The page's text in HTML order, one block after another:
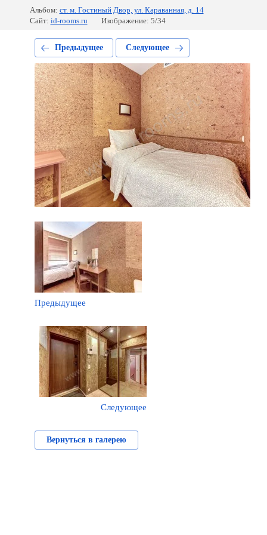
Альбом: ст. м. Гостиный Двор, ул. Караванная, д. 14
Сайт: id-rooms.ru Изображение: 5/34
Предыдущее Следующее
Предыдущее
Следующее
Вернуться в галерею